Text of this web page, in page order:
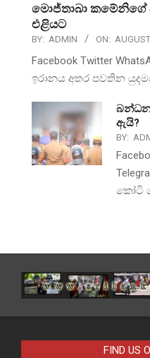
මොජ්තාබා
එළියට
BY: ADMIN ON:
Facebook Twitter
ඉරානය අතර පවතින
ඇයි?
BY:
කෝටි
FIND US